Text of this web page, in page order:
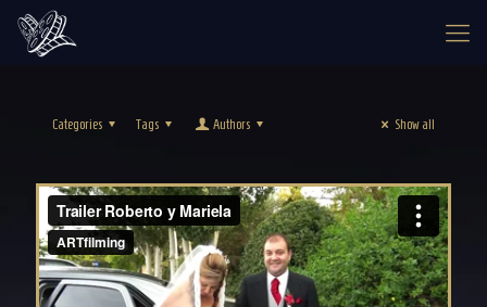
Categories Tags Authors Show all